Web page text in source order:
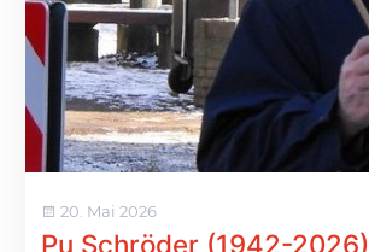
20. Mai 2026
Pu Schröder (1942-2026)